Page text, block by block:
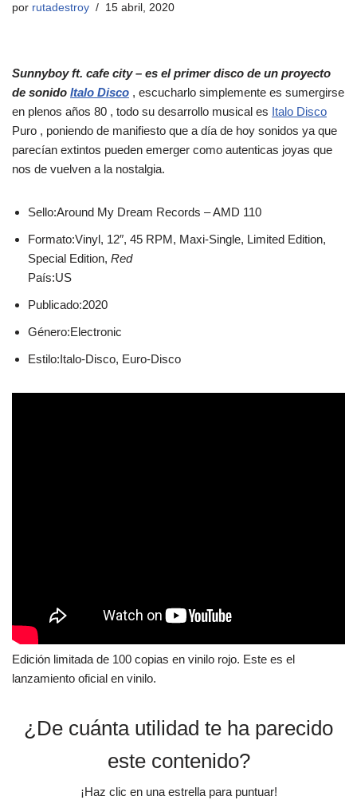
por rutadestroy 15 abril, 2020
Sunnyboy ft. cafe city – es el primer disco de un proyecto
de sonido Italo Disco , escucharlo simplemente es sumergirse
en plenos años 80 , todo su desarrollo musical es Italo Disco
Puro , poniendo de manifiesto que a día de hoy sonidos ya que
parecían extintos pueden emerger como autenticas joyas que
nos de vuelven a la nostalgia.
Sello:Around My Dream Records ‎– AMD 110
Formato:Vinyl, 12″, 45 RPM, Maxi-Single, Limited Edition,
Special Edition, Red
País:US
Publicado:2020
Género:Electronic
Estilo:Italo-Disco, Euro-Disco
Edición limitada de 100 copias en vinilo rojo. Este es el
lanzamiento oficial en vinilo.
¿De cuánta utilidad te ha parecido
este contenido?
¡Haz clic en una estrella para puntuar!